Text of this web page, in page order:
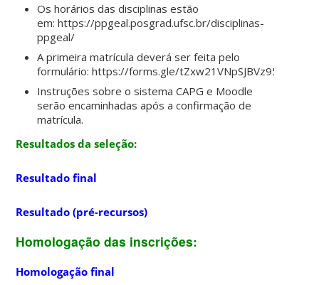
Os horários das disciplinas estão
em: https://ppgeal.posgrad.ufsc.br/disciplinas-
ppgeal/
A primeira matrícula deverá ser feita pelo
formulário: https://forms.gle/tZxw21VNpSJBVz957
Instruções sobre o sistema CAPG e Moodle
serão encaminhadas após a confirmação de
matrícula.
Resultados da seleção:
Resultado final
Resultado (pré-recursos)
Homologação das inscrições:
Homologação final